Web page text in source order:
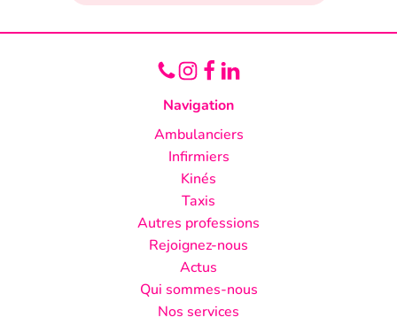
Navigation
Ambulanciers
Infirmiers
Kinés
Taxis
Autres professions
Rejoignez-nous
Actus
Qui sommes-nous
Nos services